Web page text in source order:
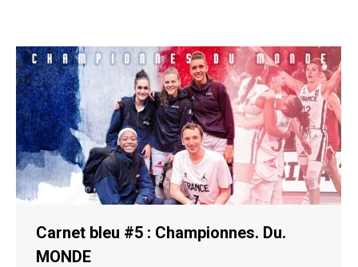
Carnet bleu #5 : Championnes. Du.
MONDE